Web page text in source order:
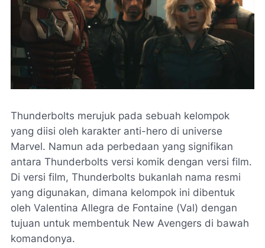
Thunderbolts merujuk pada sebuah kelompok
yang diisi oleh karakter anti-hero di universe
Marvel. Namun ada perbedaan yang signifikan
antara Thunderbolts versi komik dengan versi film.
Di versi film, Thunderbolts bukanlah nama resmi
yang digunakan, dimana kelompok ini dibentuk
oleh Valentina Allegra de Fontaine (Val) dengan
tujuan untuk membentuk New Avengers di bawah
komandonya.